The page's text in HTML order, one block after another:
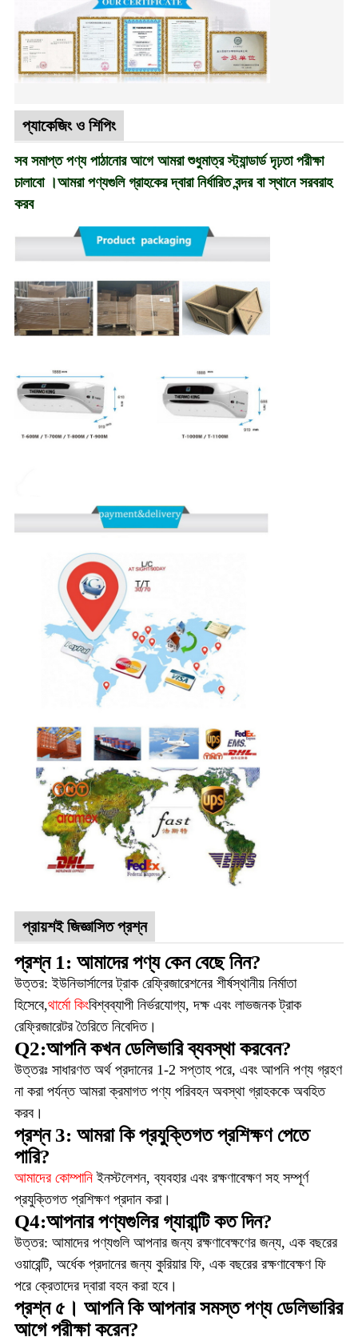
প্যাকেজিং ও শিপিং
সব সমাপ্ত পণ্য পাঠানোর আগে আমরা শুধুমাত্র স্ট্যান্ডার্ড দৃঢ়তা পরীক্ষা
চালাবো ।আমরা পণ্যগুলি গ্রাহকের দ্বারা নির্ধারিত বন্দর বা স্থানে সরবরাহ
করব
প্রায়শই জিজ্ঞাসিত প্রশ্ন
প্রশ্ন 1: আমাদের পণ্য কেন বেছে নিন?
উত্তর: ইউনিভার্সালের ট্রাক রেফ্রিজারেশনের শীর্ষস্থানীয় নির্মাতা
হিসেবে,থার্মো কিংবিশ্বব্যাপী নির্ভরযোগ্য, দক্ষ এবং লাভজনক ট্রাক
রেফ্রিজারেটর তৈরিতে নিবেদিত।
Q2:আপনি কখন ডেলিভারি ব্যবস্থা করবেন?
উত্তরঃ সাধারণত অর্থ প্রদানের 1-2 সপ্তাহ পরে, এবং আপনি পণ্য গ্রহণ
না করা পর্যন্ত আমরা ক্রমাগত পণ্য পরিবহন অবস্থা গ্রাহককে অবহিত
করব।
প্রশ্ন 3: আমরা কি প্রযুক্তিগত প্রশিক্ষণ পেতে
পারি?
আমাদের কোম্পানি ইনস্টলেশন, ব্যবহার এবং রক্ষণাবেক্ষণ সহ সম্পূর্ণ
প্রযুক্তিগত প্রশিক্ষণ প্রদান করা।
Q4:আপনার পণ্যগুলির গ্যারান্টি কত দিন?
উত্তর: আমাদের পণ্যগুলি আপনার জন্য রক্ষণাবেক্ষণের জন্য, এক বছরের
ওয়ারেন্টি, অর্ধেক প্রদানের জন্য কুরিয়ার ফি, এক বছরের রক্ষণাবেক্ষণ ফি
পরে ক্রেতাদের দ্বারা বহন করা হবে।
প্রশ্ন ৫। আপনি কি আপনার সমস্ত পণ্য ডেলিভারির
আগে পরীক্ষা করেন?